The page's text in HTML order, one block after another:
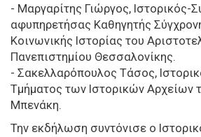
- Μαργαρίτης Γιώργος, Ιστορικός-
αφυπηρετήσας Καθηγητής
Κοινωνικής Ιστορίας του
Πανεπιστημίου Θεσσαλονίκης.
- Σακελλαρόπουλος Τάσος,
Τμήματος των Ιστορικών Αρχείων
Μπενάκη.
Την εκδήλωση συντόνισε ο